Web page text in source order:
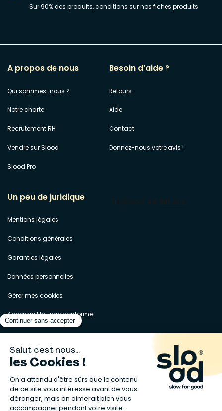
Sur 90% des produits, conditions sur nos fiches produits
A propos de nous
Qui sommes-nous ?
Notre charte
Recrutement RH
Vendre sur Slood
Slood Pro
Besoin d’aide ?
Retours
Aide
Contact
Donnez-nous votre avis !
Un peu de juridique
Mentions légales
Conditions générales
Garanties légales
Données personnelles
Gérer mes cookies
Accessibilité : non conforme